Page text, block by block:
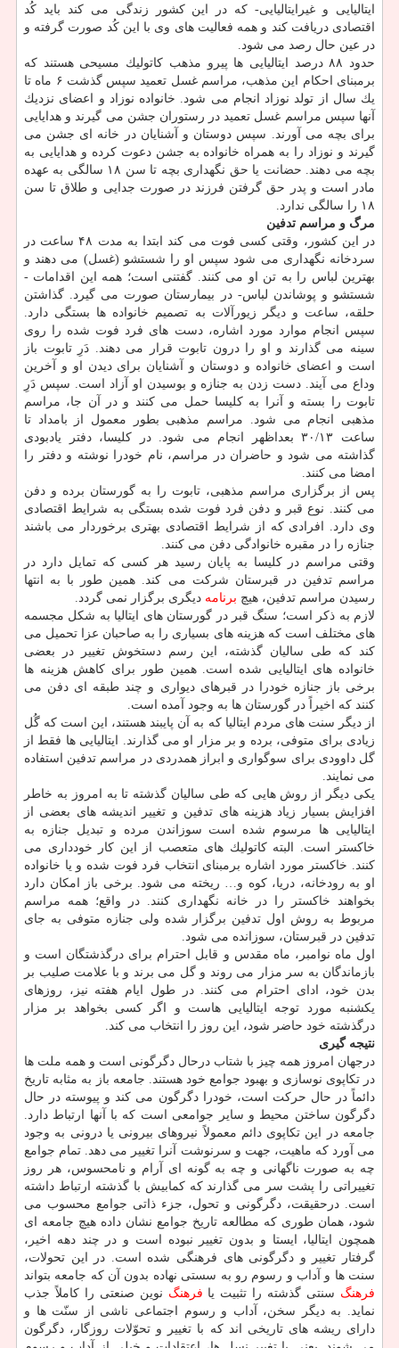
ایتالیایی و غیرایتالیایی- كه در این كشور زندگی می كند باید كُد
اقتصادی دریافت كند و همه فعالیت های وی با این كُد صورت گرفته و
در عین حال رصد می شود.
حدود ۸۸ درصد ایتالیایی ها پیرو مذهب كاتولیك مسیحی هستند كه
برمبنای احكام این مذهب، مراسم غسل تعمید سپس گذشت ۶ ماه تا
یك سال از تولد نوزاد انجام می شود. خانواده نوزاد و اعضای نزدیك
آنها سپس مراسم غسل تعمید در رستوران جشن می گیرند و هدایایی
برای بچه می آورند. سپس دوستان و آشنایان در خانه ای جشن می
گیرند و نوزاد را به همراه خانواده به جشن دعوت كرده و هدایایی به
بچه می دهند. حضانت یا حق نگهداری بچه تا سن ۱۸ سالگی به عهده
مادر است و پدر حق گرفتن فرزند در صورت جدایی و طلاق تا سن
۱۸ را سالگی ندارد.
مرگ و مراسم تدفین
در این كشور، وقتی كسی فوت می كند ابتدا به مدت ۴۸ ساعت در
سردخانه نگهداری می شود سپس او را شستشو (غسل) می دهند و
بهترین لباس را به تن او می كنند. گفتنی است؛ همه این اقدامات -
شستشو و پوشاندن لباس- در بیمارستان صورت می گیرد. گذاشتن
حلقه، ساعت و دیگر زیورآلات به تصمیم خانواده ها بستگی دارد.
سپس انجام موارد مورد اشاره، دست های فرد فوت شده را روی
سینه می گذارند و او را درون تابوت قرار می دهند. دَرِ تابوت باز
است و اعضای خانواده و دوستان و آشنایان برای دیدن او و آخرین
وداع می آیند. دست زدن به جنازه و بوسیدن او آزاد است. سپس دَرِ
تابوت را بسته و آنرا به كلیسا حمل می كنند و در آن جا، مراسم
مذهبی انجام می شود. مراسم مذهبی بطور معمول از بامداد تا
ساعت ۳۰/۱۳ بعداظهر انجام می شود. در كلیسا، دفتر یادبودی
گذاشته می شود و حاضران در مراسم، نام خودرا نوشته و دفتر را
امضا می كنند.
پس از برگزاری مراسم مذهبی، تابوت را به گورستان برده و دفن
می كنند. نوع قبر و دفن فرد فوت شده بستگی به شرایط اقتصادی
وی دارد. افرادی كه از شرایط اقتصادی بهتری برخوردار می باشند
جنازه را در مقبره خانوادگی دفن می كنند.
وقتی مراسم در كلیسا به پایان رسید هر كسی كه تمایل دارد در
مراسم تدفین در قبرستان شركت می كند. همین طور با به انتها
رسیدن مراسم تدفین، هیچ برنامه دیگری برگزار نمی گردد.
لازم به ذكر است؛ سنگ قبر در گورستان های ایتالیا به شكل مجسمه
های مختلف است كه هزینه های بسیاری را به صاحبان عزا تحمیل می
كند كه طی سالیان گذشته، این رسم دستخوش تغییر در بعضی
خانواده های ایتالیایی شده است. همین طور برای كاهش هزینه ها
برخی باز جنازه خودرا در قبرهای دیواری و چند طبقه ای دفن می
كنند كه اخیراً در گورستان ها به وجود آمده است.
از دیگر سنت های مردم ایتالیا كه به آن پایبند هستند، این است كه گُل
زیادی برای متوفی، برده و بر مزار او می گذارند. ایتالیایی ها فقط از
گل داوودی برای سوگواری و ابراز همدردی در مراسم تدفین استفاده
می نمایند.
یكی دیگر از روش هایی كه طی سالیان گذشته تا به امروز به خاطر
افزایش بسیار زیاد هزینه های تدفین و تغییر اندیشه های بعضی از
ایتالیایی ها مرسوم شده است سوزاندن مرده و تبدیل جنازه به
خاكستر است. البته كاتولیك های متعصب از این كار خودداری می
كنند. خاكستر مورد اشاره برمبنای انتخاب فرد فوت شده و یا خانواده
او به رودخانه، دریا، كوه و… ریخته می شود. برخی باز امكان دارد
بخواهند خاكستر را در خانه نگهداری كنند. در واقع؛ همه مراسم
مربوط به روش اول تدفین برگزار شده ولی جنازه متوفی به جای
تدفین در قبرستان، سوزانده می شود.
اول ماه نوامبر، ماه مقدس و قابل احترام برای درگذشتگان است و
بازماندگان به سر مزار می روند و گل می برند و با علامت صلیب بر
بدن خود، ادای احترام می كنند. در طول ایام هفته نیز، روزهای
یكشنبه مورد توجه ایتالیایی هاست و اگر كسی بخواهد بر مزار
درگذشته خود حاضر شود، این روز را انتخاب می كند.
نتیجه گیری
درجهان امروز همه چیز با شتاب درحال دگرگونی است و همه ملت ها
در تكاپوی نوسازی و بهبود جوامع خود هستند. جامعه باز به مثابه تاریخ
دائماً در حال حركت است، خودرا دگرگون می كند و پیوسته در حال
دگرگون ساختن محیط و سایر جوامعی است كه با آنها ارتباط دارد.
جامعه در این تكاپوی دائم معمولاً نیروهای بیرونی یا درونی به وجود
می آورد كه ماهیت، جهت و سرنوشت آنرا تغییر می دهد. تمام جوامع
چه به صورت ناگهانی و چه به گونه ای آرام و نامحسوس، هر روز
تغییراتی را پشت سر می گذارند كه كمابیش با گذشته ارتباط داشته
است. درحقیقت، دگرگونی و تحول، جزء ذاتی جوامع محسوب می
شود، همان طوری كه مطالعه تاریخ جوامع نشان داده هیچ جامعه ای
همچون ایتالیا، ایستا و بدون تغییر نبوده است و در چند دهه اخیر،
گرفتار تغییر و دگرگونی های فرهنگی شده است. در این تحولات،
سنت ها و آداب و رسوم رو به سستی نهاده بدون آن كه جامعه بتواند
فرهنگ سنتی گذشته را تثبیت یا فرهنگ نوین صنعتی را كاملاً جذب
نماید. به دیگر سخن، آداب و رسوم اجتماعی ناشی از سنّت ها و
دارای ریشه های تاریخی اند كه با تغییر و تحوّلات روزگار، دگرگون